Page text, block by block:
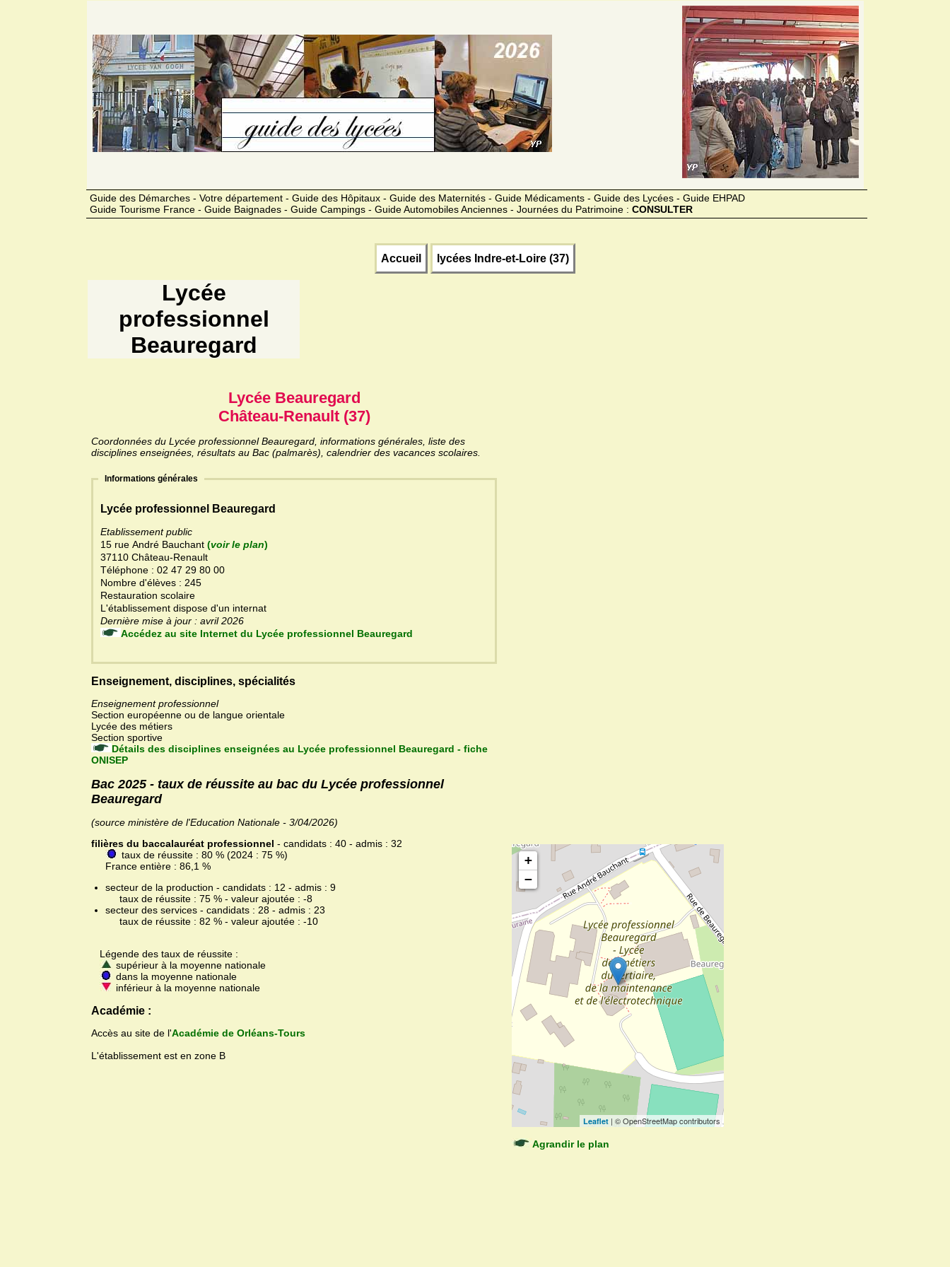
Guide des Démarches - Votre département - Guide des Hôpitaux - Guide des Maternités - Guide Médicaments - Guide des Lycées - Guide EHPAD
Guide Tourisme France - Guide Baignades - Guide Campings - Guide Automobiles Anciennes - Journées du Patrimoine : CONSULTER
Accueil lycées Indre-et-Loire (37)
Lycée
professionnel
Beauregard
Lycée Beauregard
Château-Renault (37)
Coordonnées du Lycée professionnel Beauregard, informations générales, liste des
disciplines enseignées, résultats au Bac (palmarès), calendrier des vacances scolaires.
Informations générales
Lycée professionnel Beauregard
Etablissement public
15 rue André Bauchant (voir le plan)
37110 Château-Renault
Téléphone : 02 47 29 80 00
Nombre d'élèves : 245
Restauration scolaire
L'établissement dispose d'un internat
Dernière mise à jour : avril 2026
Accédez au site Internet du Lycée professionnel Beauregard
Enseignement, disciplines, spécialités
Enseignement professionnel
Section européenne ou de langue orientale
Lycée des métiers
Section sportive
Détails des disciplines enseignées au Lycée professionnel Beauregard - fiche
ONISEP
Bac 2025 - taux de réussite au bac du Lycée professionnel
Beauregard
(source ministère de l'Education Nationale - 3/04/2026)
filières du baccalauréat professionnel - candidats : 40 - admis : 32
taux de réussite : 80 % (2024 : 75 %)
France entière : 86,1 %
secteur de la production - candidats : 12 - admis : 9
taux de réussite : 75 % - valeur ajoutée : -8
secteur des services - candidats : 28 - admis : 23
taux de réussite : 82 % - valeur ajoutée : -10
Légende des taux de réussite :
supérieur à la moyenne nationale
dans la moyenne nationale
inférieur à la moyenne nationale
Académie :
Accès au site de l'Académie de Orléans-Tours
L'établissement est en zone B
+
−
Leaflet | © OpenStreetMap contributors
Agrandir le plan